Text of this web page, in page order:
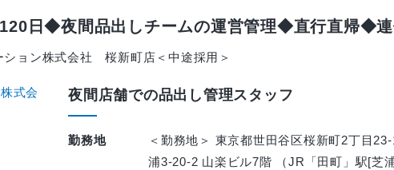
日◆夜間品出しチームの運営管理◆直行直帰◆
ション株式会社 桜新町店＜中途採用＞
夜間店舗での品出し管理スタッフ
勤務地
＜勤務地＞ 東京都世田谷区桜新町2丁目
浦3-20-2 山楽ビル7階 （JR「田町」駅[芝